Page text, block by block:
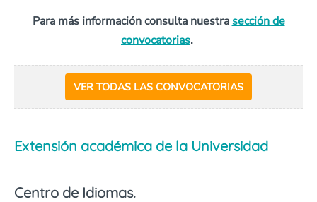
Para más información consulta nuestrasección de
convocatorias.
VER TODAS LAS CONVOCATORIAS
Extensión académica de la Universidad
Centro de Idiomas.